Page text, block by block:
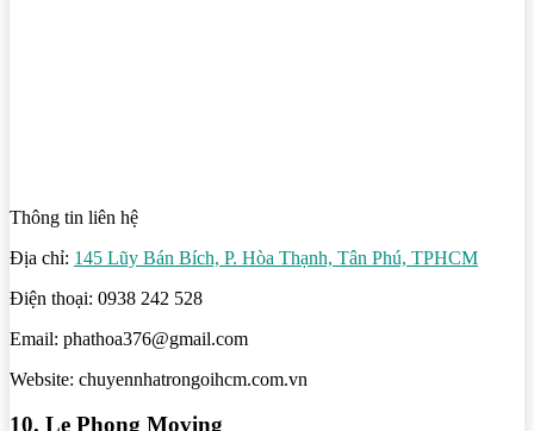
Thông tin liên hệ
Địa chỉ: 145 Lũy Bán Bích, P. Hòa Thạnh, Tân Phú, TPHCM
Điện thoại: 0938 242 528
Email: phathoa376@gmail.com
Website: chuyennhatrongoihcm.com.vn
10. Le Phong Moving